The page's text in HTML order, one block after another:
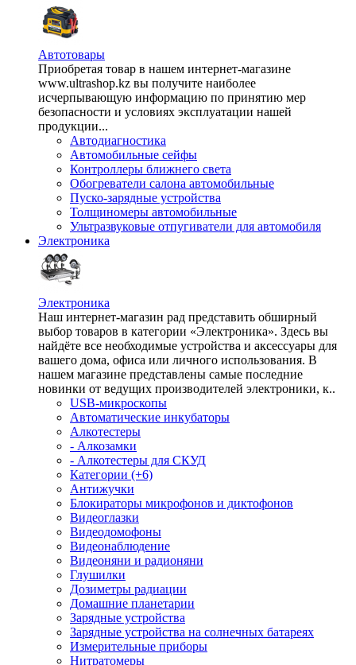
Автотовары
Приобретая товар в нашем интернет-магазине
www.ultrashop.kz вы получите наиболее
исчерпывающую информацию по принятию мер
безопасности и условиях эксплуатации нашей
продукции...
Автодиагностика
Автомобильные сейфы
Контроллеры ближнего света
Обогреватели салона автомобильные
Пуско-зарядные устройства
Толщиномеры автомобильные
Ультразвуковые отпугиватели для автомобиля
Электроника
Электроника
Наш интернет-магазин рад представить обширный
выбор товаров в категории «Электроника». Здесь вы
найдёте все необходимые устройства и аксессуары для
вашего дома, офиса или личного использования. В
нашем магазине представлены самые последние
новинки от ведущих производителей электроники, к..
USB-микроскопы
Автоматические инкубаторы
Алкотестеры
- Алкозамки
- Алкотестеры для СКУД
Категории (+6)
Антижучки
Блокираторы микрофонов и диктофонов
Видеоглазки
Видеодомофоны
Видеонаблюдение
Видеоняни и радионяни
Глушилки
Дозиметры радиации
Домашние планетарии
Зарядные устройства
Зарядные устройства на солнечных батареях
Измерительные приборы
Нитратомеры